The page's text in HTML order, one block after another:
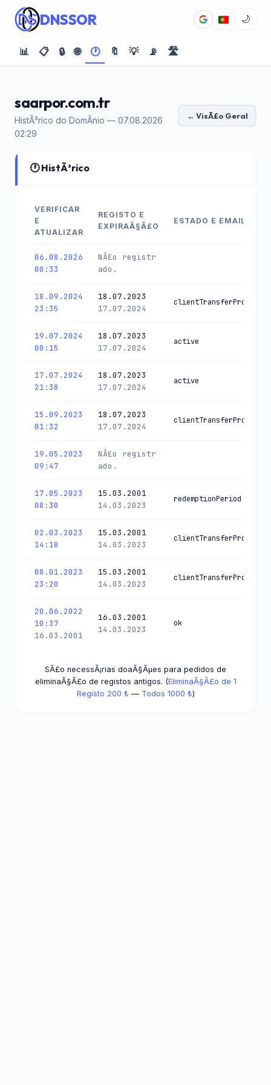
DNSSOR 🌙
📊 📋 🔒 🌐 🕐 🔖 💡 📡 🛣️
saarpor.com.tr
HistÃ³rico do DomÃ­nio — 07.08.2026
02:29
← VisÃ£o Geral
🕐 HistÃ³rico
VERIFICAR
E
ATUALIZAR
REGISTO E
EXPIRAÃ§Ã£O
ESTADO E EMAIL
06.08.2026
00:33
NÃ£o registr
ado.
18.09.2024
23:35
18.07.2023
17.07.2024
19.07.2024
00:15
18.07.2023
17.07.2024
active
17.07.2024
21:38
18.07.2023
17.07.2024
active
15.09.2023
01:32
18.07.2023
17.07.2024
19.05.2023
09:47
NÃ£o registr
ado.
17.05.2023
08:30
15.03.2001
14.03.2023
redemptionPeriod
02.03.2023
14:18
15.03.2001
14.03.2023
08.01.2023
23:20
15.03.2001
14.03.2023
20.06.2022
10:37
16.03.2001
16.03.2001
14.03.2023
ok
SÃ£o necessÃ¡rias doaÃ§Ãµes para pedidos de
eliminaÃ§Ã£o de registos antigos. (EliminaÃ§Ã£o de 1
Registo 200 ₺ — Todos 1000 ₺)